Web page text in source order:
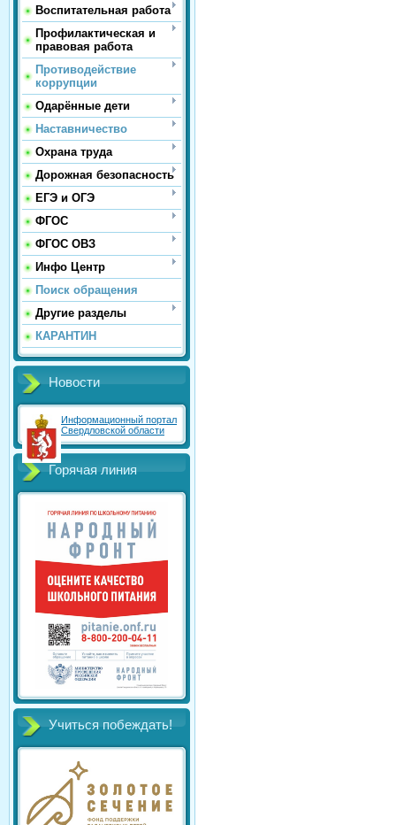
Воспитательная работа
Профилактическая и
правовая работа
Противодействие
коррупции
Одарённые дети
Наставничество
Охрана труда
Дорожная безопасность
ЕГЭ и ОГЭ
ФГОС
ФГОС ОВЗ
Инфо Центр
Поиск обращения
Другие разделы
КАРАНТИН
Новости
Информационный портал
Свердловской области
Горячая линия
Учиться побеждать!